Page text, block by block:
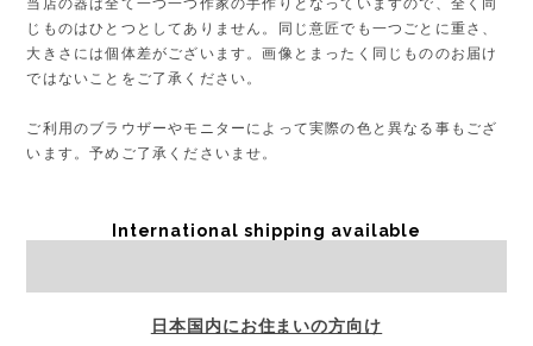
じものはひとつとしてありません。同じ意匠でも一つごとに重さ、
大きさには個体差がございます。画像とまったく同じもののお届け
ではないことをご了承ください。
ご利用のブラウザーやモニターによって実際の色と異なる事もござ
います。予めご了承くださいませ。
International shipping available
日本国内にお住まいの方向け